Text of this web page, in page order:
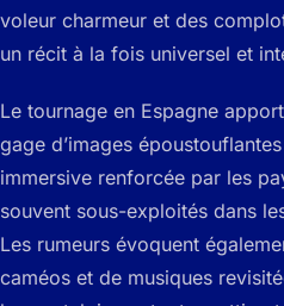
voleur charmeur et des
un récit à la fois universel et
Le tournage en Espagne
gage d’images
immersive renforcée par les
souvent sous-exploités dans
Les rumeurs évoquent
caméos et de musiques